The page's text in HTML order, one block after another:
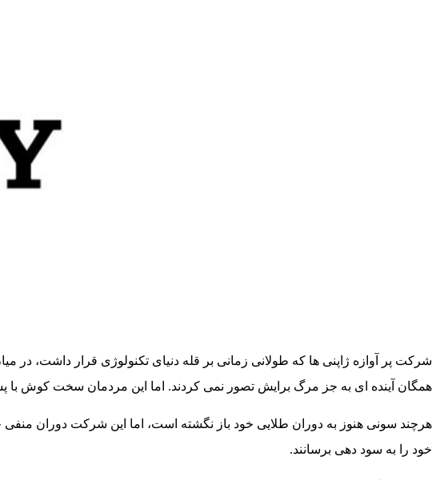
شرکت پر آوازه ژاپنی ها که طولانی زمانی بر قله دنیای تکنولوژی قرار داشت،
همگان آینده ای به جز مرگ برایش تصور نمی کردند. اما این مردمان سخت کوش با
هرچند سونی هنوز به دوران طلایی خود باز نگشته است، اما این شرکت دوران
خود را به سود دهی برسانند.